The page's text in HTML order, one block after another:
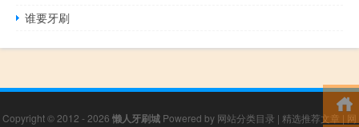
谁要牙刷
Copyright © 2012 - 2026 懒人牙刷城 Powered by 网站分类目录 | 精选推荐文章 | 网